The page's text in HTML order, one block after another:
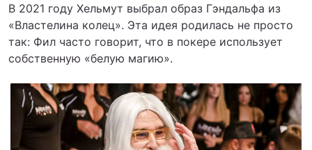
В 2021 году Хельмут выбрал образ Гэндальфа из
«Властелина колец». Эта идея родилась не просто
так: Фил часто говорит, что в покере использует
собственную «белую магию».